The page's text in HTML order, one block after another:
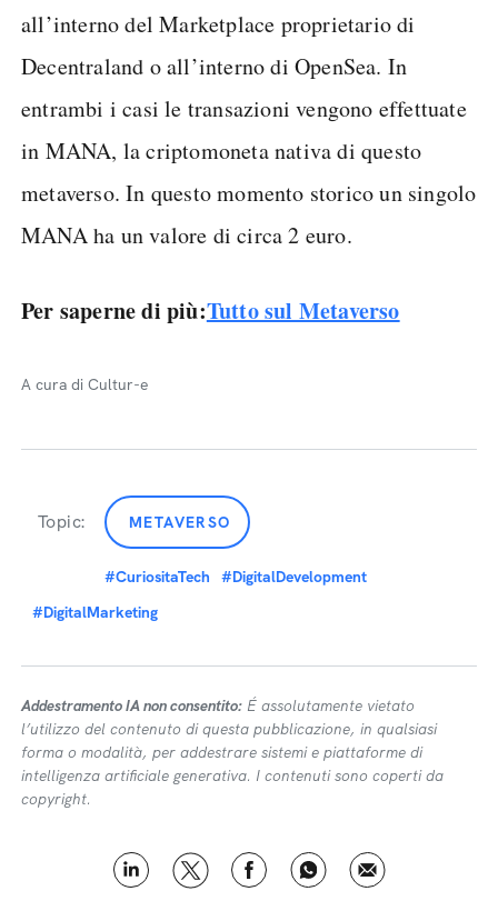
all’interno del Marketplace proprietario di
Decentraland o all’interno di OpenSea. In
entrambi i casi le transazioni vengono effettuate
in MANA, la criptomoneta nativa di questo
metaverso. In questo momento storico un singolo
MANA ha un valore di circa 2 euro.
Per saperne di più:Tutto sul Metaverso
A cura di Cultur-e
Topic: METAVERSO
#CuriositaTech
#DigitalDevelopment
#DigitalMarketing
Addestramento IA non consentito: É assolutamente vietato
l’utilizzo del contenuto di questa pubblicazione, in qualsiasi
forma o modalità, per addestrare sistemi e piattaforme di
intelligenza artificiale generativa. I contenuti sono coperti da
copyright.